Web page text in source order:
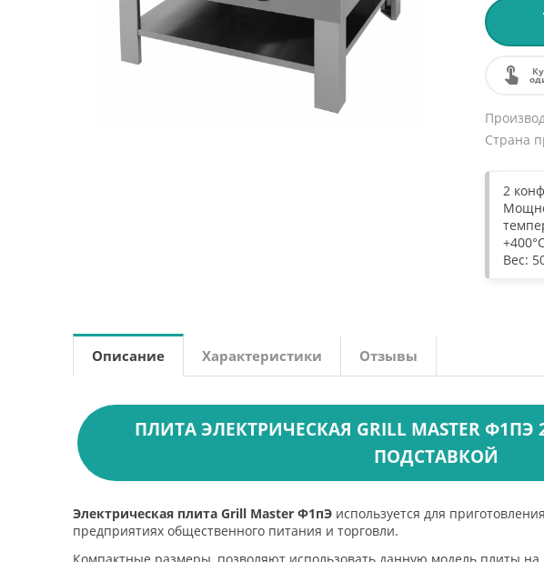
Страна
2
Вес:
Описание Характеристики Отзывы
ПЛИТА ЭЛЕКТРИЧЕСКАЯ GRILL MASTER
ПОДСТАВКОЙ
Электрическая плита Grill Master Ф1пЭ используется для
предприятиях общественного питания и торговли.